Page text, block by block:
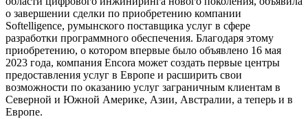
о завершении сделки по приобретению компании
Softelligence, румынского поставщика услуг в сфере
разработки программного обеспечения. Благодаря этому
приобретению, о котором впервые было объявлено 16 мая
2023 года, компания Encora может создать первые центры
предоставления услуг в Европе и расширить свои
возможности по оказанию услуг заграничным клиентам в
Северной и Южной Америке, Азии, Австралии, а теперь и в
Европе.